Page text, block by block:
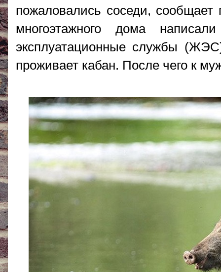
пожаловались соседи,
многоэтажного дома
эксплуатационные службы
проживает кабан. После чего к